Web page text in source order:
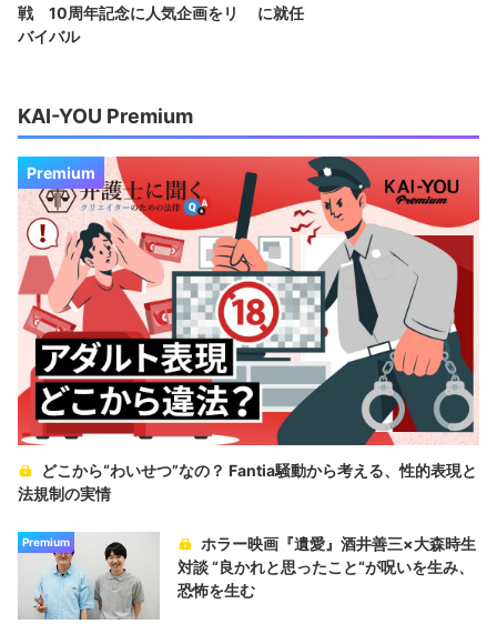
戦 10周年記念に人気企画をリ
バイバル
に就任
KAI-YOU Premium
Premium
どこから“わいせつ”なの？ Fantia騒動から考える、性的表現と
法規制の実情
Premium
ホラー映画『遺愛』酒井善三×大森時生
対談 “良かれと思ったこと“が呪いを生み、
恐怖を生む